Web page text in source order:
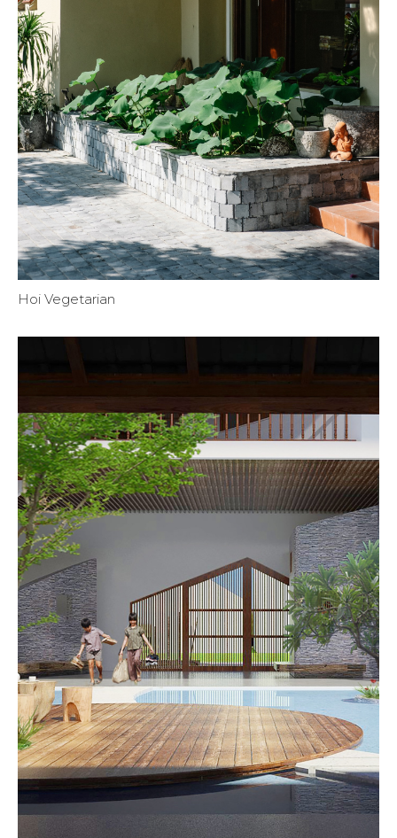
Hoi Vegetarian